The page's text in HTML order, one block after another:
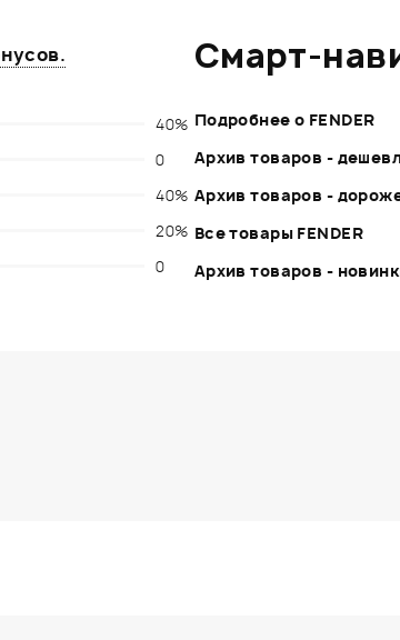
.
40%
0
40%
20%
0
Смарт-
Подробнее о FENDER
Архив товаров -
Архив товаров -
Все товары FENDER
Архив товаров -